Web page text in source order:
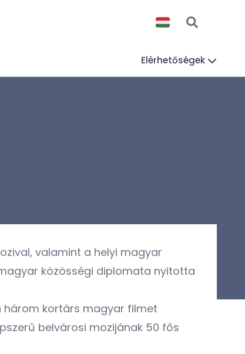
Elérhetőségek
valamint a helyi magyar
közösségi diplomata nyitotta
három kortárs magyar filmet
belvárosi mozijának 50 fős